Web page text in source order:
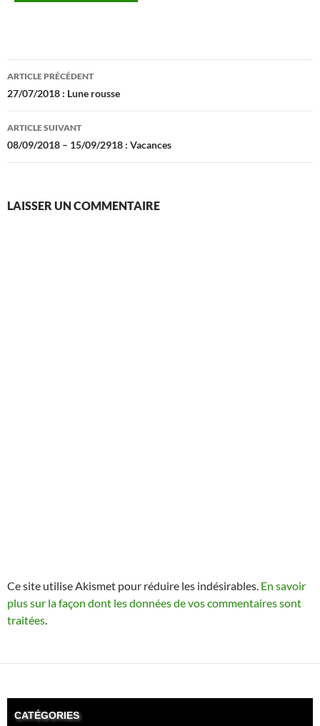
Navigation
des
articles
ARTICLE PRÉCÉDENT
27/07/2018 : Lune rousse
ARTICLE SUIVANT
08/09/2018 – 15/09/2918 : Vacances
LAISSER UN COMMENTAIRE
Ce site utilise Akismet pour réduire les indésirables. En savoir
plus sur la façon dont les données de vos commentaires sont
traitées
CATÉGORIES